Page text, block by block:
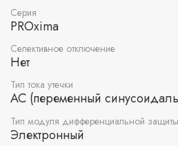
Серия
PROxima
Селективное отключение
Нет
Тип тока утечки
AC (переменный
Тип модуля дифференциальной защиты
Электронный